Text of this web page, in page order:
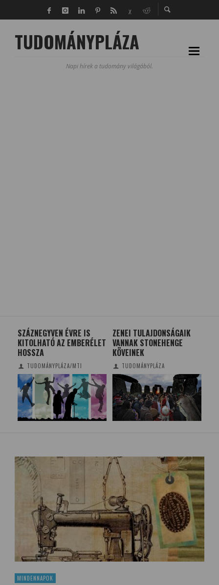
TUDOMÁNYPLÁZA
Napi hírek a tudomány világából.
SZÁZNEGYVEN ÉVRE IS
KITOLHATÓ AZ EMBERÉLET
HOSSZA
TUDOMÁNYPLÁZA/MTI
ZENEI TULAJDONSÁGAIK
VANNAK STONEHENGE
KÖVEINEK
TUDOMÁNYPLÁZA
MINDENNAPOK